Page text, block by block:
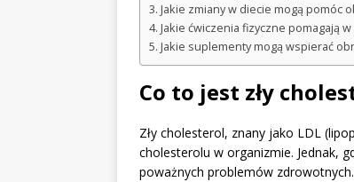
Jakie zmiany w diecie mogą pomóc
Jakie ćwiczenia fizyczne pomagają
Jakie suplementy mogą wspierać
Co to jest zły
Zły cholesterol, znany jako LDL
cholesterolu w organizmie. Jednak,
poważnych problemów